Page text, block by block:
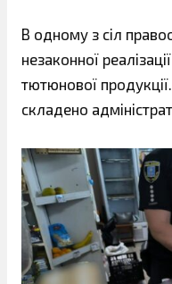
В одному з сіл
незаконної
тютюнової
складено